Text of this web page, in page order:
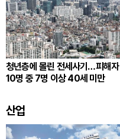
청년층에 몰린 전세사기…피해자
10명 중 7명 이상 40세 미만
산업